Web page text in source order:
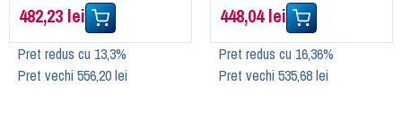
482,23 lei
Pret redus cu 13,3%
Pret vechi 556,20 lei
448,04 lei
Pret redus cu 16,36%
Pret vechi 535,68 lei